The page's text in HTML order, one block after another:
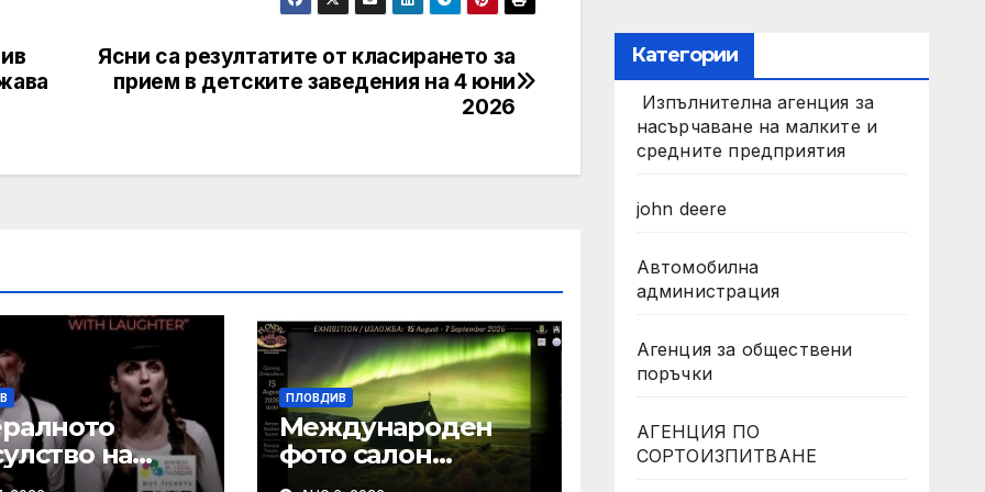
Ясни са резултатите от класирането за
прием в детските заведения на 4 юни
2026
на
ПЛОВДИВ
Международен
фото салон
Пловдив 2026
Категории
Изпълнителна агенция за
насърчаване на малките и
средните предприятия
john deere
Автомобилна
администрация
Агенция за обществени
поръчки
АГЕНЦИЯ ПО
СОРТОИЗПИТВАНЕ